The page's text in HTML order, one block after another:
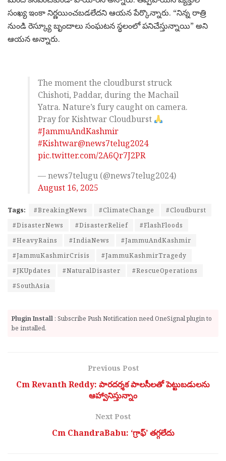
సంఖ్య ఇంకా నిర్ణయించబడలేదని ఆయన పేర్కొన్నారు. “నిన్న రాత్రి
నుండి రెస్క్యూ బృందాలు సంఘటన స్థలంలో పనిచేస్తున్నాయి” అని
ఆయన అన్నారు.
The moment the cloudburst struck
Chishoti, Paddar, during the Machail
Yatra. Nature’s fury caught on camera.
Pray for Kishtwar Cloudburst
#JammuAndKashmir
#Kishtwar@news7telug2024
pic.twitter.com/2A6Qr7J2PR
— news7telugu (@news7telug2024)
August 16, 2025
Tags: #BreakingNews #ClimateChange
#Cloudburst
#DisasterNews
#DisasterRelief
#FlashFloods
#HeavyRains
#IndiaNews
#JammuAndKashmir
#JammuKashmirCrisis
#JammuKashmirTragedy
#JKUpdates
#NaturalDisaster
#RescueOperations
#SouthAsia
Plugin Install : Subscribe Push Notification need OneSignal plugin to
be installed.
Previous Post
Cm Revanth Reddy: పారదర్శక పాలసీలతో పెట్టుబడులను
ఆహ్వానిస్తున్నాం
Next Post
Cm ChandraBabu: ‘గ్రాఫ్’ త‌గ్గ‌లేదు